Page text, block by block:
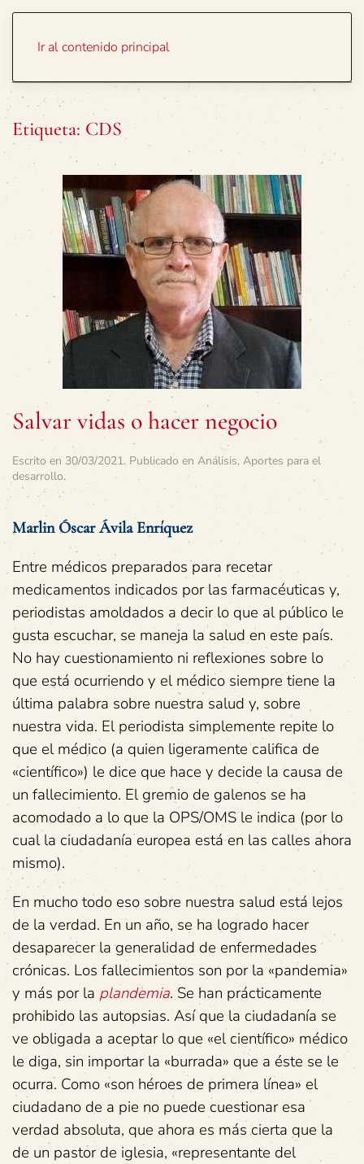
Ir al contenido principal
Etiqueta: CDS
Salvar vidas o hacer negocio
Escrito en 30/03/2021. Publicado en Análisis, Aportes para el
desarrollo.
Marlin Óscar Ávila Enríquez
Entre médicos preparados para recetar
medicamentos indicados por las farmacéuticas y,
periodistas amoldados a decir lo que al público le
gusta escuchar, se maneja la salud en este país.
No hay cuestionamiento ni reflexiones sobre lo
que está ocurriendo y el médico siempre tiene la
última palabra sobre nuestra salud y, sobre
nuestra vida. El periodista simplemente repite lo
que el médico (a quien ligeramente califica de
«científico») le dice que hace y decide la causa de
un fallecimiento. El gremio de galenos se ha
acomodado a lo que la OPS/OMS le indica (por lo
cual la ciudadanía europea está en las calles ahora
mismo).
En mucho todo eso sobre nuestra salud está lejos
de la verdad. En un año, se ha logrado hacer
desaparecer la generalidad de enfermedades
crónicas. Los fallecimientos son por la «pandemia»
y más por la plandemia. Se han prácticamente
prohibido las autopsias. Así que la ciudadanía se
ve obligada a aceptar lo que «el científico» médico
le diga, sin importar la «burrada» que a éste se le
ocurra. Como «son héroes de primera línea» el
ciudadano de a pie no puede cuestionar esa
verdad absoluta, que ahora es más cierta que la
de un pastor de iglesia, «representante del